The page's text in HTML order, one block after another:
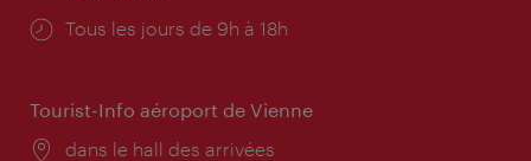
Horaires
Tous les jours de 9h à 18h
Tourist-Info aéroport de Vienne
Lieu:
dans le hall des arrivées